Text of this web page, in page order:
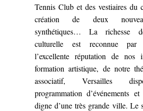
Tennis Club et des vestiaires du
création de deux
synthétiques… La richesse
culturelle est reconnue par
l’excellente réputation de nos
formation artistique, de notre
associatif, Versailles
programmation d’événements
digne d’une très grande ville. Le